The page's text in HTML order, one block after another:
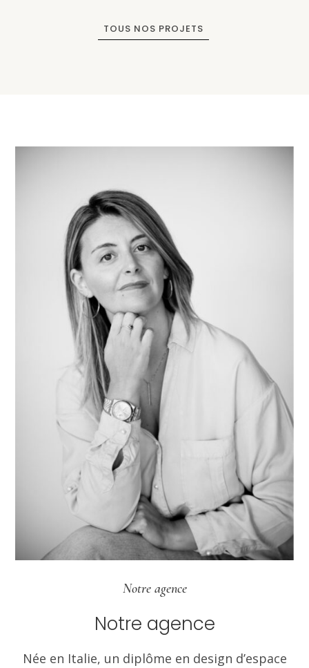
TOUS NOS PROJETS
Notre agence
Notre agence
Née en Italie, un diplôme en design d’espace